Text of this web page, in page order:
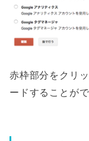
赤枠部分をクリ
ードすることがで